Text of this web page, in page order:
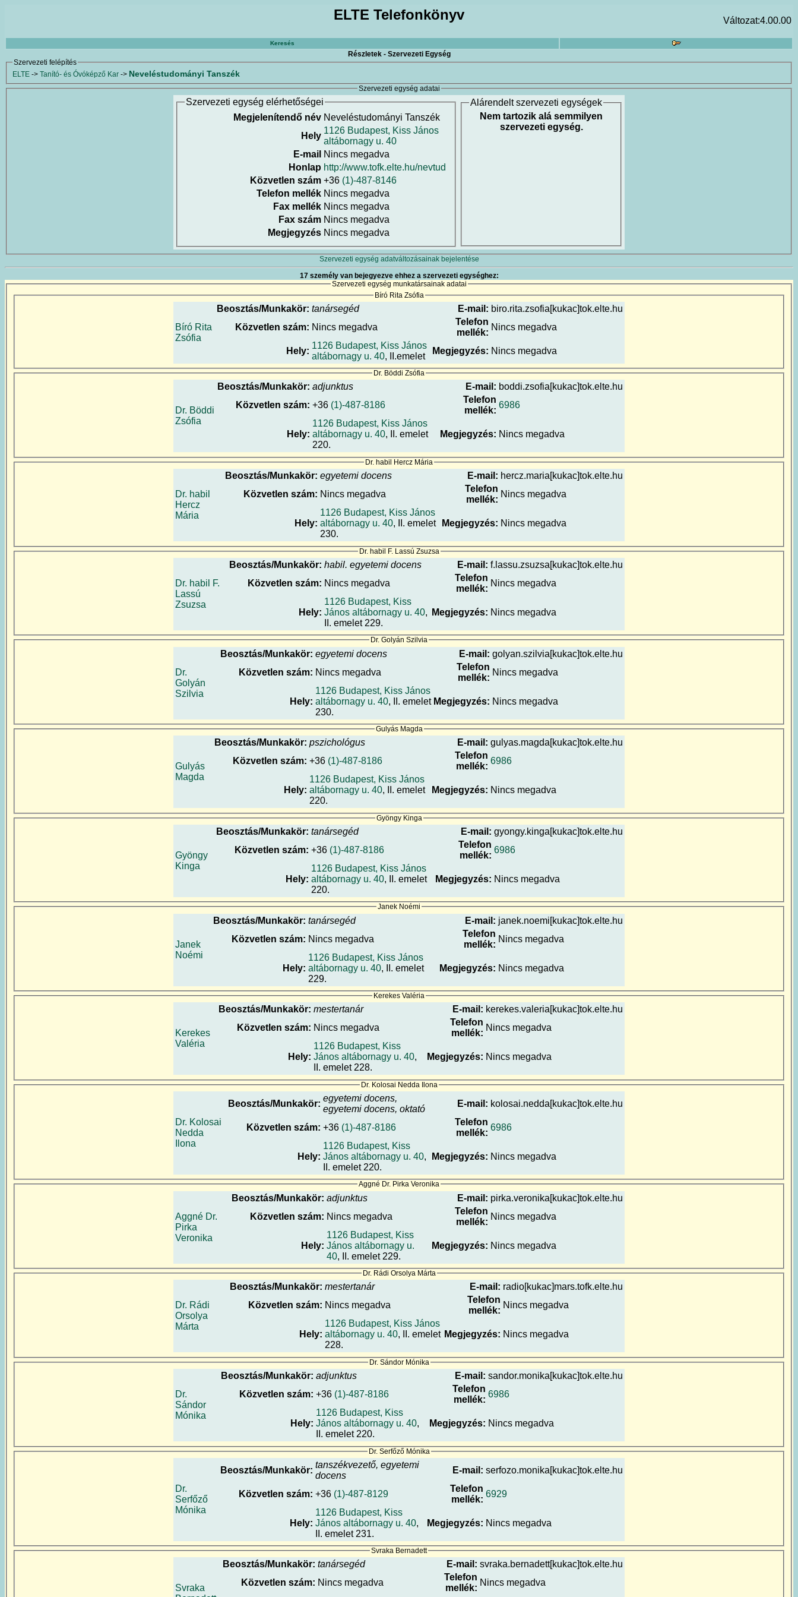
ELTE Telefonkönyv Változat:4.00.00
Keresés
Részletek - Szervezeti Egység
Szervezeti felépítés
ELTE -> Tanító- és Óvóképző Kar -> Neveléstudományi Tanszék
Szervezeti egység adatai
Szervezeti egység elérhetőségei
Megjelenítendő név Neveléstudományi Tanszék
Hely
1126 Budapest, Kiss János
altábornagy u. 40
E-mail Nincs megadva
Honlap http://www.tofk.elte.hu/nevtud
Közvetlen szám +36 (1)-487-8146
Telefon mellék Nincs megadva
Fax mellék Nincs megadva
Fax szám Nincs megadva
Megjegyzés Nincs megadva
Alárendelt szervezeti egységek
Nem tartozik alá semmilyen
szervezeti egység.
Szervezeti egység adatváltozásainak bejelentése
17 személy van bejegyezve ehhez a szervezeti egységhez:
Szervezeti egység munkatársainak adatai
Bíró Rita Zsófia
Bíró Rita
Zsófia
Beosztás/Munkakör: tanársegéd E-mail: biro.rita.zsofia[kukac]tok.elte.hu
Közvetlen szám: Nincs megadva
Telefon
mellék:
Nincs megadva
Hely:
1126 Budapest, Kiss János
altábornagy u. 40, II.emelet
Megjegyzés: Nincs megadva
Dr. Böddi Zsófia
Dr. Böddi
Zsófia
Beosztás/Munkakör: adjunktus E-mail: boddi.zsofia[kukac]tok.elte.hu
Közvetlen szám: +36 (1)-487-8186
Telefon
mellék:
6986
Hely:
1126 Budapest, Kiss János
altábornagy u. 40, II. emelet
220.
Megjegyzés: Nincs megadva
Dr. habil Hercz Mária
Dr. habil
Hercz
Mária
Beosztás/Munkakör: egyetemi docens E-mail: hercz.maria[kukac]tok.elte.hu
Közvetlen szám: Nincs megadva
Telefon
mellék:
Nincs megadva
Hely:
1126 Budapest, Kiss János
altábornagy u. 40, II. emelet
230.
Megjegyzés: Nincs megadva
Dr. habil F. Lassú Zsuzsa
Dr. habil F.
Lassú
Zsuzsa
Beosztás/Munkakör: habil. egyetemi docens E-mail: f.lassu.zsuzsa[kukac]tok.elte.hu
Közvetlen szám: Nincs megadva
Telefon
mellék:
Nincs megadva
Hely:
1126 Budapest, Kiss
János altábornagy u. 40,
II. emelet 229.
Megjegyzés: Nincs megadva
Dr. Golyán Szilvia
Dr.
Golyán
Szilvia
Beosztás/Munkakör: egyetemi docens E-mail: golyan.szilvia[kukac]tok.elte.hu
Közvetlen szám: Nincs megadva
Telefon
mellék:
Nincs megadva
Hely:
1126 Budapest, Kiss János
altábornagy u. 40, II. emelet
230.
Megjegyzés: Nincs megadva
Gulyás Magda
Gulyás
Magda
Beosztás/Munkakör: pszichológus E-mail: gulyas.magda[kukac]tok.elte.hu
Közvetlen szám: +36 (1)-487-8186
Telefon
mellék:
6986
Hely:
1126 Budapest, Kiss János
altábornagy u. 40, II. emelet
220.
Megjegyzés: Nincs megadva
Gyöngy Kinga
Gyöngy
Kinga
Beosztás/Munkakör: tanársegéd E-mail: gyongy.kinga[kukac]tok.elte.hu
Közvetlen szám: +36 (1)-487-8186
Telefon
mellék:
6986
Hely:
1126 Budapest, Kiss János
altábornagy u. 40, II. emelet
220.
Megjegyzés: Nincs megadva
Janek Noémi
Janek
Noémi
Beosztás/Munkakör: tanársegéd E-mail: janek.noemi[kukac]tok.elte.hu
Közvetlen szám: Nincs megadva
Telefon
mellék:
Nincs megadva
Hely:
1126 Budapest, Kiss János
altábornagy u. 40, II. emelet
229.
Megjegyzés: Nincs megadva
Kerekes Valéria
Kerekes
Valéria
Beosztás/Munkakör: mestertanár E-mail: kerekes.valeria[kukac]tok.elte.hu
Közvetlen szám: Nincs megadva
Telefon
mellék:
Nincs megadva
Hely:
1126 Budapest, Kiss
János altábornagy u. 40,
II. emelet 228.
Megjegyzés: Nincs megadva
Dr. Kolosai Nedda Ilona
Dr. Kolosai
Nedda
Ilona
Beosztás/Munkakör:
egyetemi docens,
egyetemi docens, oktató
E-mail: kolosai.nedda[kukac]tok.elte.hu
Közvetlen szám: +36 (1)-487-8186
Telefon
mellék:
6986
Hely:
1126 Budapest, Kiss
János altábornagy u. 40,
II. emelet 220.
Megjegyzés: Nincs megadva
Aggné Dr. Pirka Veronika
Aggné Dr.
Pirka
Veronika
Beosztás/Munkakör: adjunktus E-mail: pirka.veronika[kukac]tok.elte.hu
Közvetlen szám: Nincs megadva
Telefon
mellék:
Nincs megadva
Hely:
1126 Budapest, Kiss
János altábornagy u.
40, II. emelet 229.
Megjegyzés: Nincs megadva
Dr. Rádi Orsolya Márta
Dr. Rádi
Orsolya
Márta
Beosztás/Munkakör: mestertanár E-mail: radio[kukac]mars.tofk.elte.hu
Közvetlen szám: Nincs megadva
Telefon
mellék:
Nincs megadva
Hely:
1126 Budapest, Kiss János
altábornagy u. 40, II. emelet
228.
Megjegyzés: Nincs megadva
Dr. Sándor Mónika
Dr.
Sándor
Mónika
Beosztás/Munkakör: adjunktus E-mail: sandor.monika[kukac]tok.elte.hu
Közvetlen szám: +36 (1)-487-8186
Telefon
mellék:
6986
Hely:
1126 Budapest, Kiss
János altábornagy u. 40,
II. emelet 220.
Megjegyzés: Nincs megadva
Dr. Serfőző Mónika
Dr.
Serfőző
Mónika
Beosztás/Munkakör:
tanszékvezető, egyetemi
docens
E-mail: serfozo.monika[kukac]tok.elte.hu
Közvetlen szám: +36 (1)-487-8129
Telefon
mellék:
6929
Hely:
1126 Budapest, Kiss
János altábornagy u. 40,
II. emelet 231.
Megjegyzés: Nincs megadva
Svraka Bernadett
Svraka
Beosztás/Munkakör: tanársegéd E-mail: svraka.bernadett[kukac]tok.elte.hu
Közvetlen szám: Nincs megadva
Telefon
mellék:
Nincs megadva